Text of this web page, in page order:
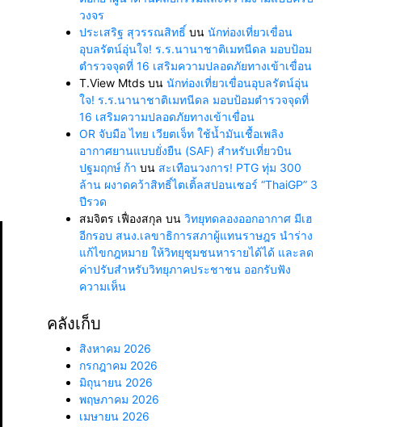
วงจร
ประเสริฐ สุวรรณสิทธิ์ บน นักท่องเที่ยวเขื่อน
อุบลรัตน์อุ่นใจ! ร.ร.นานาชาติเมทนีดล มอบป้อม
ตำรวจจุดที่ 16 เสริมความปลอดภัยทางเข้าเขื่อน
T.View Mtds บน นักท่องเที่ยวเขื่อนอุบลรัตน์อุ่น
ใจ! ร.ร.นานาชาติเมทนีดล มอบป้อมตำรวจจุดที่
16 เสริมความปลอดภัยทางเข้าเขื่อน
OR จับมือ ไทย เวียตเจ็ท ใช้น้ำมันเชื้อเพลิง
อากาศยานแบบยั่งยืน (SAF) สำหรับเที่ยวบิน
ปฐมฤกษ์ ก้า บน สะเทือนวงการ! PTG ทุ่ม 300
ล้าน ผงาดคว้าสิทธิ์ไตเติ้ลสปอนเซอร์ “ThaiGP” 3
ปีรวด
สมจิตร เฟื่องสกุล บน วิทยุทดลองออกอากาศ มีเฮ
อีกรอบ สนง.เลขาธิการสภาผู้แทนราษฎร นำร่าง
แก้ไขกฎหมาย ให้วิทยุชุมชนหารายได้ได้ และลด
ค่าปรับสำหรับวิทยุภาคประชาชน ออกรับฟัง
ความเห็น
คลังเก็บ
สิงหาคม 2026
กรกฎาคม 2026
มิถุนายน 2026
พฤษภาคม 2026
เมษายน 2026